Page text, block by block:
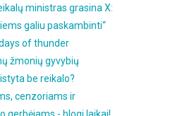
ministras grasina X:
galiu paskambinti“
of thunder
žmonių gyvybių
be reikalo?
cenzoriams ir